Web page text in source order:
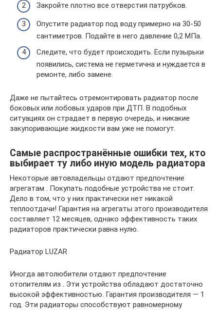
Закройте плотно все отверстия патрубков.
Опустите радиатор под воду примерно на 30-50
сантиметров. Подайте в него давление 0,2 МПа.
Следите, что будет происходить. Если пузырьки
появились, система не герметична и нуждается в
ремонте, либо замене.
Даже не пытайтесь отремонтировать радиатор после
боковых или лобовых ударов при ДТП. В подобных
ситуациях он страдает в первую очередь, и никакие
закупоривающие жидкости вам уже не помогут.
Самые распространённые ошибки тех, кто
выбирает ту либо иную модель радиатора
Некоторые автовладельцы отдают предпочтение
агрегатам . Покупать подобные устройства не стоит.
Дело в том, что у них практически нет никакой
теплоотдачи! Гарантия на агрегаты этого производителя
составляет 12 месяцев, однако эффективность таких
радиаторов практически равна нулю.
Радиатор LUZAR
Иногда автолюбители отдают предпочтение
отопителям из . Эти устройства обладают достаточно
высокой эффективностью. Гарантия производителя — 1
год. Эти радиаторы способствуют равномерному